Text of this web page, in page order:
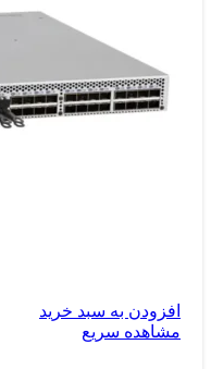
افزودن به سبد خرید
مشاهده سریع